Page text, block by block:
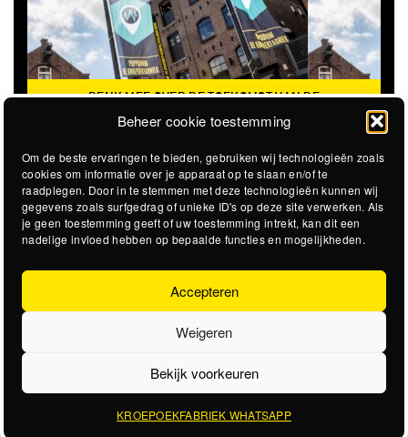
Beheer cookie toestemming
Om de beste ervaringen te bieden, gebruiken wij technologieën zoals
cookies om informatie over je apparaat op te slaan en/of te
raadplegen. Door in te stemmen met deze technologieën kunnen wij
gegevens zoals surfgedrag of unieke ID's op deze site verwerken. Als
je geen toestemming geeft of uw toestemming intrekt, kan dit een
nadelige invloed hebben op bepaalde functies en mogelijkheden.
Accepteren
Weigeren
Bekijk voorkeuren
KROEPOEKFABRIEK WHATSAPP
DENK MEE OVER DE TOEKOMST VAN DE
KROEPOEKFABRIEK